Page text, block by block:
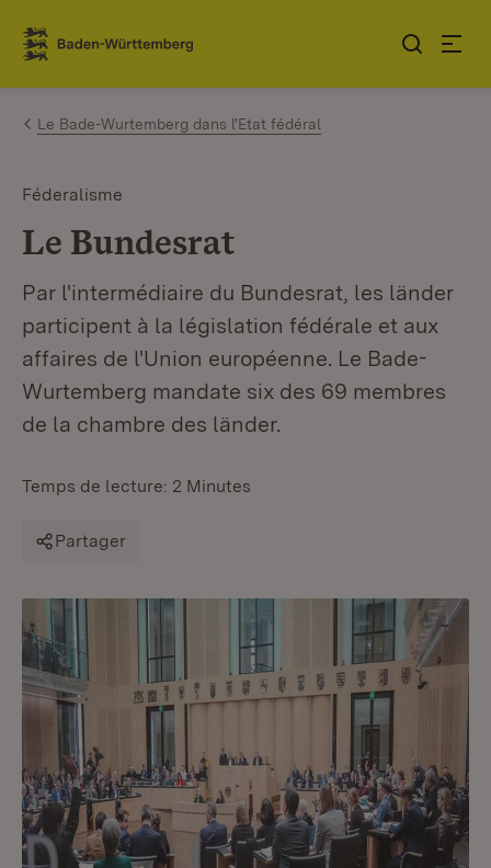
Sauter au contenu
Link zur Startseite
Le Bade-Wurtemberg dans l'Etat fédéral
Féderalisme
Le Bundesrat
Par l'intermédiaire du Bundesrat, les länder
participent à la législation fédérale et aux
affaires de l'Union européenne. Le Bade-
Wurtemberg mandate six des 69 membres
de la chambre des länder.
Temps de lecture: 2 Minutes
Partager